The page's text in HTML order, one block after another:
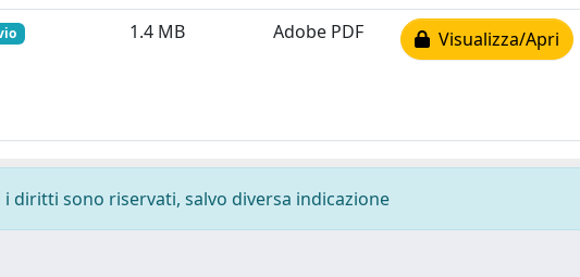
1.4 MB Adobe PDF Visualizza/Apri
sono riservati, salvo diversa indicazione